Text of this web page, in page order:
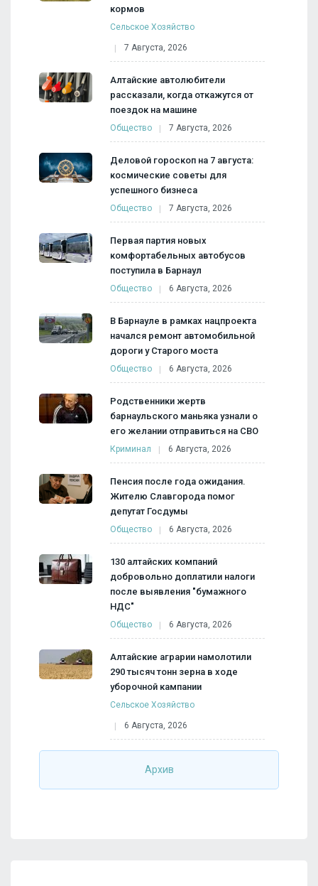
кормов
Сельское Хозяйство
7 Августа, 2026
Алтайские автолюбители
рассказали, когда откажутся от
поездок на машине
Общество 7 Августа, 2026
Деловой гороскоп на 7 августа:
космические советы для
успешного бизнеса
Общество 7 Августа, 2026
Первая партия новых
комфортабельных автобусов
поступила в Барнаул
Общество 6 Августа, 2026
В Барнауле в рамках нацпроекта
начался ремонт автомобильной
дороги у Старого моста
Общество 6 Августа, 2026
Родственники жертв
барнаульского маньяка узнали о
его желании отправиться на СВО
Криминал 6 Августа, 2026
Пенсия после года ожидания.
Жителю Славгорода помог
депутат Госдумы
Общество 6 Августа, 2026
130 алтайских компаний
добровольно доплатили налоги
после выявления "бумажного
НДС"
Общество 6 Августа, 2026
Алтайские аграрии намолотили
290 тысяч тонн зерна в ходе
уборочной кампании
Сельское Хозяйство
6 Августа, 2026
Архив